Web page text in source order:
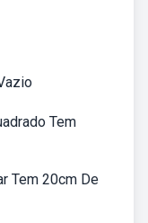
Tem
Tem 20cm De